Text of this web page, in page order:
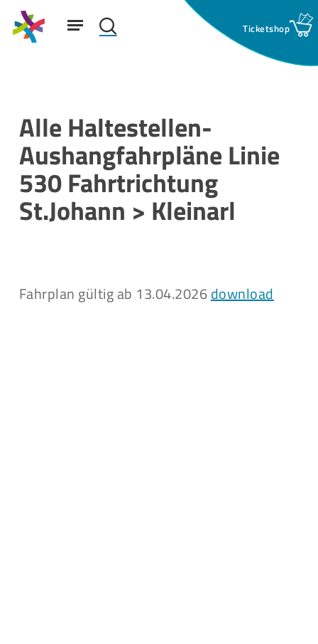
Skip
mainSuchfeld: search
Menu
Alle Haltestellen-
Aushangfahrpläne Linie
530 Fahrtrichtung
St.Johann > Kleinarl
Fahrplan gültig ab 13.04.2026download